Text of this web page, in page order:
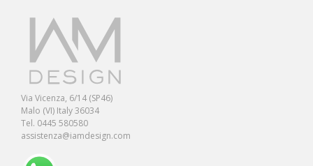
Via Vicenza, 6/14 (SP46)
Malo (VI) Italy 36034
Tel. 0445 580580
assistenza@iamdesign.com